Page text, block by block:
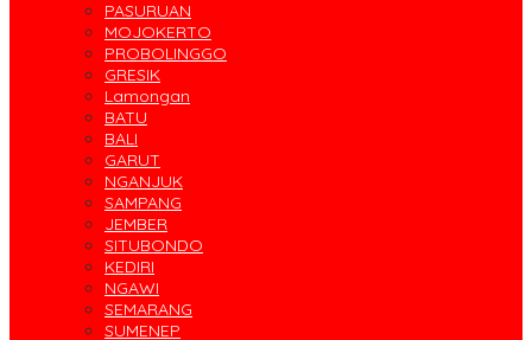
PASURUAN
MOJOKERTO
PROBOLINGGO
GRESIK
Lamongan
BATU
BALI
GARUT
NGANJUK
SAMPANG
JEMBER
SITUBONDO
KEDIRI
NGAWI
SEMARANG
SUMENEP